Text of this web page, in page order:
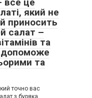
який не
приносить
салат –
та
допоможе
та
точно вас
з буряка,